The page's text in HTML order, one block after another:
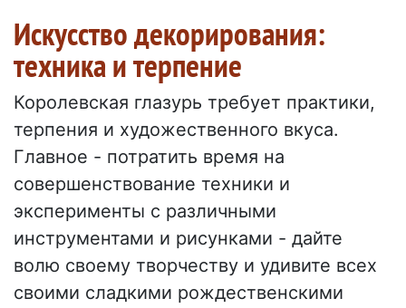
Искусство декорирования:
техника и терпение
Королевская глазурь требует практики,
терпения и художественного вкуса.
Главное - потратить время на
совершенствование техники и
эксперименты с различными
инструментами и рисунками - дайте
волю своему творчеству и удивите всех
своими сладкими рождественскими